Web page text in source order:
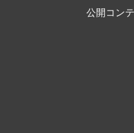
公開コン